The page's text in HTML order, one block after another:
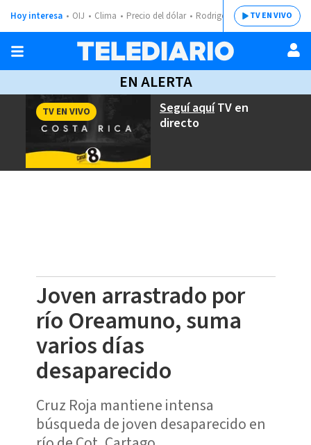
Hoy interesa OIJ Clima Precio del dólar Rodrigo ChavesTV EN VIVO
EN ALERTA
Seguí aquíTV en
directo
TV EN VIVO
Joven arrastrado por
río Oreamuno, suma
varios días
desaparecido
Cruz Roja mantiene intensa
búsqueda de joven desaparecido en